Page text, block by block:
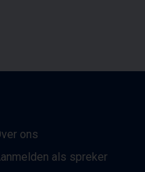
ons
als spreker